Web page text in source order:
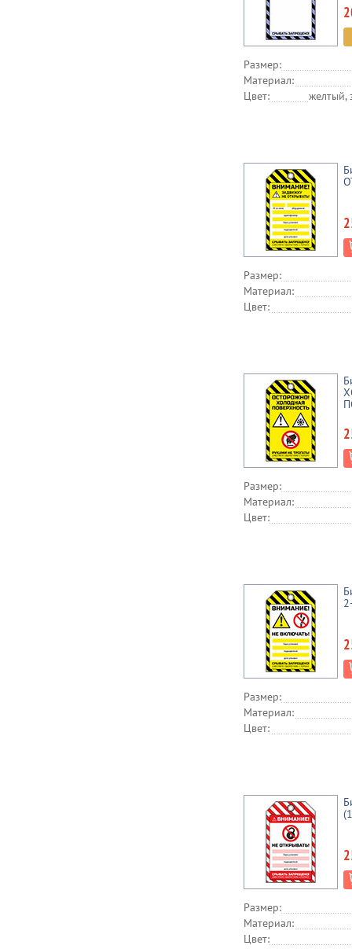
Размер:
Материал:
Цвет:
желтый,
Размер:
Материал:
Цвет:
Размер:
Материал:
Цвет:
Размер:
Материал:
Цвет:
Размер:
Материал:
Цвет: